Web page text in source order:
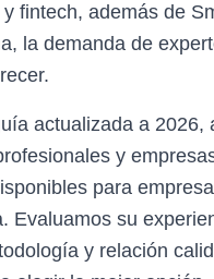
fintech, además de
la demanda de
actualizada a 2026,
y
para
Evaluamos su
y relación